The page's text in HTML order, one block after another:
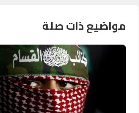
مواضيع ذات صلة